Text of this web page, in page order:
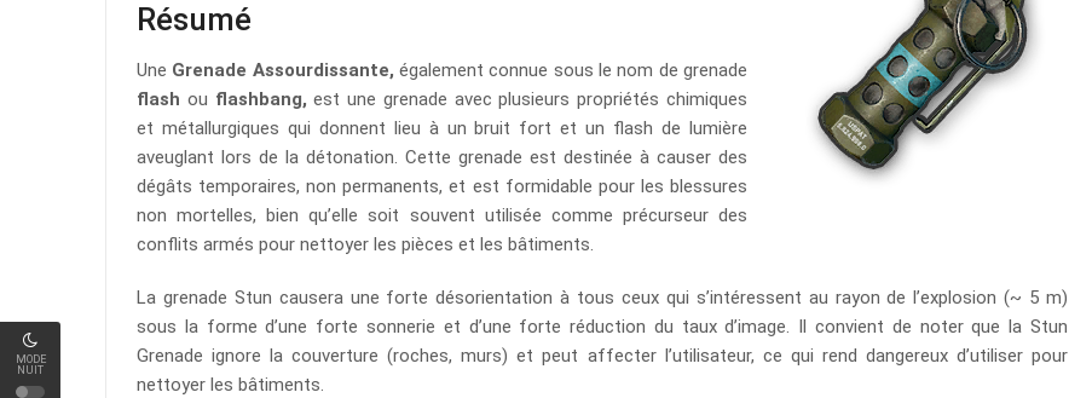
MODE
NUIT
Résumé
Une Grenade Assourdissante, également connue sous le nom de grenade
flash ou flashbang, est une grenade avec plusieurs propriétés chimiques
et métallurgiques qui donnent lieu à un bruit fort et un flash de lumière
aveuglant lors de la détonation. Cette grenade est destinée à causer des
dégâts temporaires, non permanents, et est formidable pour les blessures
non mortelles, bien qu’elle soit souvent utilisée comme précurseur des
conflits armés pour nettoyer les pièces et les bâtiments.
La grenade Stun causera une forte désorientation à tous ceux qui s’intéressent au rayon de l’explosion (~ 5 m)
sous la forme d’une forte sonnerie et d’une forte réduction du taux d’image. Il convient de noter que la Stun
Grenade ignore la couverture (roches, murs) et peut affecter l’utilisateur, ce qui rend dangereux d’utiliser pour
nettoyer les bâtiments.